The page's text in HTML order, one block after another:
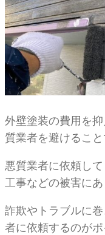
外壁塗装の費用を
質業者を避けること
悪質業者に依頼し
工事などの被害にあ
詐欺やトラブルに
者に依頼するのがポ